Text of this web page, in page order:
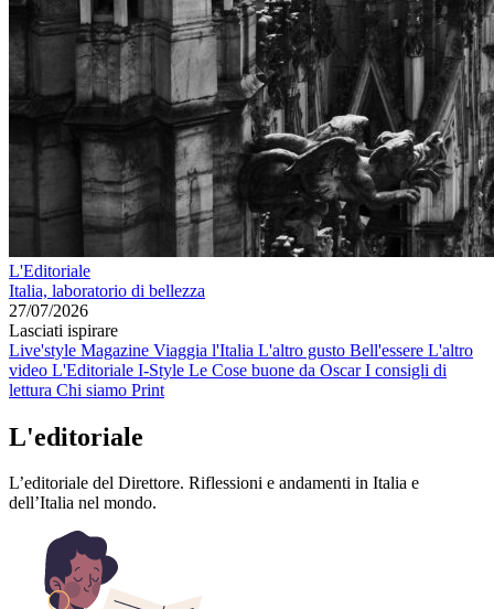
L'Editoriale
Italia, laboratorio di bellezza
27/07/2026
Lasciati ispirare
Live'style Magazine Viaggia l'Italia L'altro gusto Bell'essere L'altro
video L'Editoriale I-Style Le Cose buone da OscarI consigli di
lettura Chi siamo Print
L'editoriale
L’editoriale del Direttore. Riflessioni e andamenti in Italia e
dell’Italia nel mondo.